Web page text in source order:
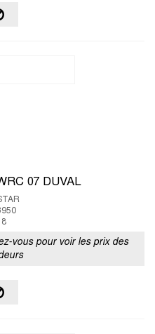
07 DUVAL
vous pour voir les prix des